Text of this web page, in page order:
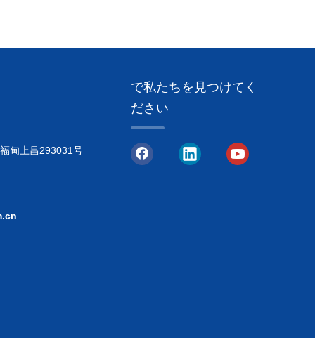
甸上昌293031号
で私たちを見つけてく
ださい